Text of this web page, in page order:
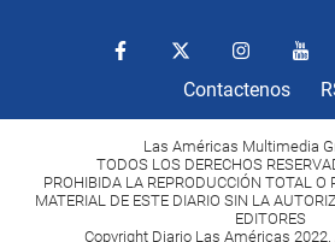
Contactenos
Las Américas Multimedia
TODOS LOS DERECHOS
PROHIBIDA LA REPRODUCCIÓN TOTAL O
MATERIAL DE ESTE DIARIO SIN LA
EDITORES
Copyright Diario Las Américas